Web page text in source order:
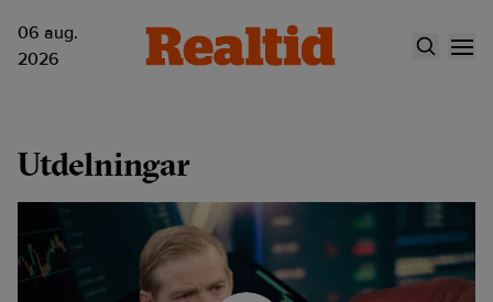
06 aug.
2026
Utdelningar